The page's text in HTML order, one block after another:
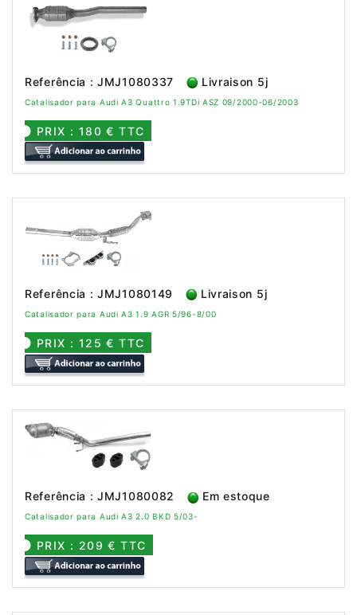
Referência : JMJ1080337 Livraison 5j
Catalisador para Audi A3 Quattro 1.9TDi ASZ 09/2000-06/2003
PRIX : 180 € TTC
Referência : JMJ1080149 Livraison 5j
Catalisador para Audi A3 1.9 AGR 5/96-8/00
PRIX : 125 € TTC
Referência : JMJ1080082 Em estoque
Catalisador para Audi A3 2.0 BKD 5/03-
PRIX : 209 € TTC